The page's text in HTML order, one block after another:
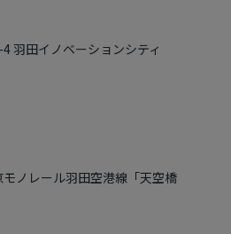
羽田イノベーションシティ
ノレール羽田空港線「天空橋